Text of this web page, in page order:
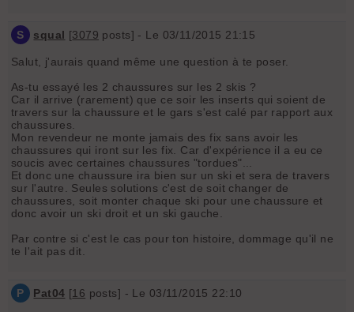
S squal [3079 posts] - Le 03/11/2015 21:15
Salut, j'aurais quand même une question à te poser.
As-tu essayé les 2 chaussures sur les 2 skis ?
Car il arrive (rarement) que ce soir les inserts qui soient de
travers sur la chaussure et le gars s'est calé par rapport aux
chaussures.
Mon revendeur ne monte jamais des fix sans avoir les
chaussures qui iront sur les fix. Car d'expérience il a eu ce
soucis avec certaines chaussures "tordues"...
Et donc une chaussure ira bien sur un ski et sera de travers
sur l'autre. Seules solutions c'est de soit changer de
chaussures, soit monter chaque ski pour une chaussure et
donc avoir un ski droit et un ski gauche.
Par contre si c'est le cas pour ton histoire, dommage qu'il ne
te l'ait pas dit.
P Pat04 [16 posts] - Le 03/11/2015 22:10